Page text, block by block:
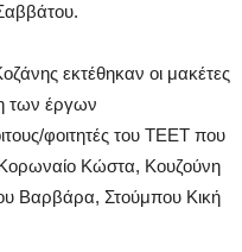
εκτέθηκαν οι μακέτες
των έργων
φοιτητές του ΤΕΕΤ που
Κώστα, Κουζούνη
Βαρβάρα, Στούμπου Κική